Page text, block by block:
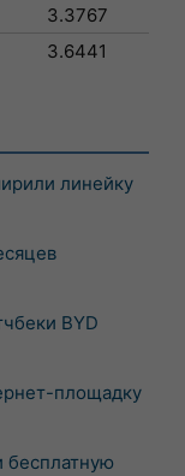
3.3767
3.6441
линейку
BYD
площадку